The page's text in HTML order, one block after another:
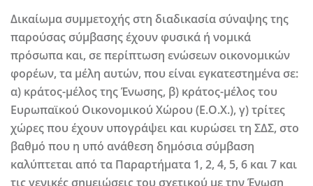
Δικαίωμα συμμετοχής στη διαδικασία σύναψης της
παρούσας σύμβασης έχουν φυσικά ή νομικά
πρόσωπα και, σε περίπτωση ενώσεων οικονομικών
φορέων, τα μέλη αυτών, που είναι εγκατεστημένα σε:
α) κράτος-μέλος της Ένωσης, β) κράτος-μέλος του
Ευρωπαϊκού Οικονομικού Χώρου (Ε.Ο.Χ.), γ) τρίτες
χώρες που έχουν υπογράψει και κυρώσει τη ΣΔΣ, στο
βαθμό που η υπό ανάθεση δημόσια σύμβαση
καλύπτεται από τα Παραρτήματα 1, 2, 4, 5, 6 και 7 και
τις γενικές σημειώσεις του σχετικού με την Ένωση